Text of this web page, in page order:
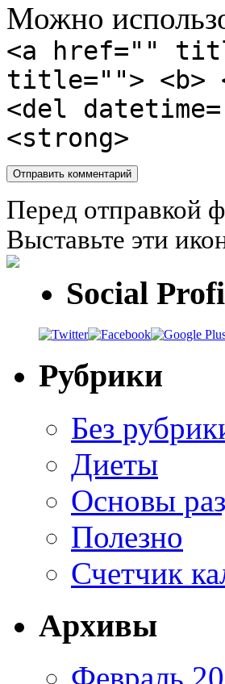
Можно
<a href=""
title=""> <b>
<del
<strong>
Перед отправкой
Выставьте эти
Social
Рубрики
Без
Диеты
Основы
Полезно
Счетчик
Архивы